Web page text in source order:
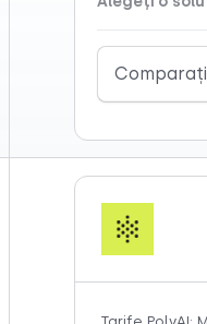
Comparați